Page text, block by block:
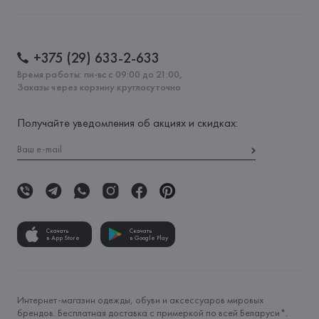
+375 (29) 633-2-633
Время работы: пн-вс с 09:00 до 21:00,
Заказы через корзину круглосуточно
Получайте уведомления об акциях и скидках:
Скачать
в App Store
Скачать
в Google Play
Интернет-магазин одежды, обуви и аксессуаров мировых
брендов. Бесплатная доставка с примеркой по всей Беларуси*.